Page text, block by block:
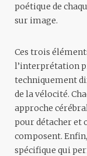
poétique de
sur image.
Ces trois
l’interprétation
techniquement
de la vélocité.
approche
pour détacher et
composent.
spécifique qui